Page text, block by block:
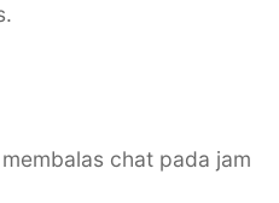
chat pada jam